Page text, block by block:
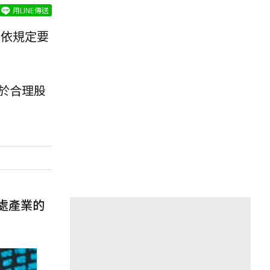
用LINE傳送
規定要
合理股
產業的